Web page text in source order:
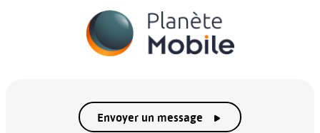
Envoyer un message